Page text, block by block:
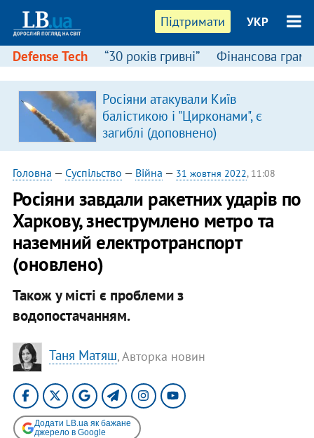
Підтримати УКР
Defense Tech “30 років гривні” Фінансова
Росіяни атакували Київ
балістикою і "Цирконами", є
загиблі (доповнено)
Головна — Суспільство — Війна — 31 жовтня 2022, 11:08
Росіяни завдали ракетних ударів по
Харкову, знеструмлено метро та
наземний електротранспорт
(оновлено)
Також у місті є проблеми з
водопостачанням.
Таня Матяш, Авторка новин
Додати LB.ua як бажане
джерело в Google